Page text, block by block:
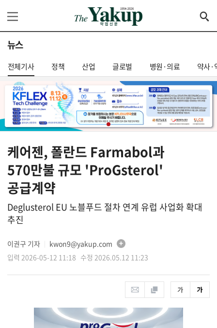
뉴스
전체기사 정책 산업 글로벌 병원·의료 약사·
케어젠, 폴란드 Farmabol과
570만불 규모 'ProGsterol'
공급계약
Deglusterol EU 노블푸드 절차 연계 유럽 사업화 확대
추진
이권구 기자
kwon9@yakup.com
입력 2026-05-12 11:18 수정 2026.05.12 11:23